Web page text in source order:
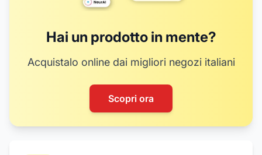
Hai un prodotto in mente?
Acquistalo online dai migliori negozi italiani
Scopri ora